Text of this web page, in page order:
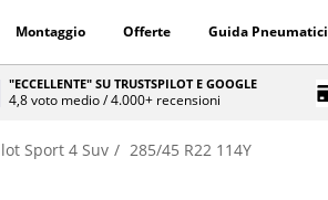
Montaggio Offerte Guida Pneumatici
"ECCELLENTE" SU TRUSTSPILOT E GOOGLE
4,8 voto medio / 4.000+ recensioni
Sport 4 Suv
285/45 R22 114Y